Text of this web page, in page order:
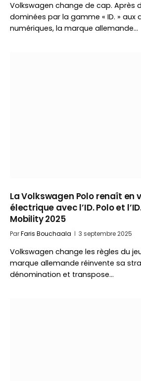
Volkswagen change de cap. Après
dominées par la gamme « ID. » aux
numériques, la marque allemande…
La Volkswagen Polo renaît en
électrique avec l’ID. Polo et
Mobility 2025
ParFaris Bouchaala 3 septembre 2025
Volkswagen change les règles du
marque allemande réinvente sa
dénomination et transpose…